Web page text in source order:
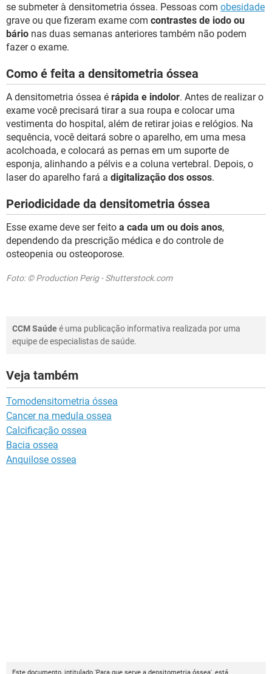
se submeter à densitometria óssea. Pessoas com obesidade
grave ou que fizeram exame com contrastes de iodo ou
bário nas duas semanas anteriores também não podem
fazer o exame.
Como é feita a densitometria óssea
A densitometria óssea é rápida e indolor. Antes de realizar o
exame você precisará tirar a sua roupa e colocar uma
vestimenta do hospital, além de retirar joias e relógios. Na
sequência, você deitará sobre o aparelho, em uma mesa
acolchoada, e colocará as pernas em um suporte de
esponja, alinhando a pélvis e a coluna vertebral. Depois, o
laser do aparelho fará a digitalização dos ossos.
Periodicidade da densitometria óssea
Esse exame deve ser feito a cada um ou dois anos,
dependendo da prescrição médica e do controle de
osteopenia ou osteoporose.
Foto: © Production Perig - Shutterstock.com
CCM Saúdeé uma publicação informativa realizada por uma
equipe de especialistas de saúde.
Veja também
Tomodensitometria óssea
Cancer na medula ossea
Calcificação ossea
Bacia ossea
Anquilose ossea